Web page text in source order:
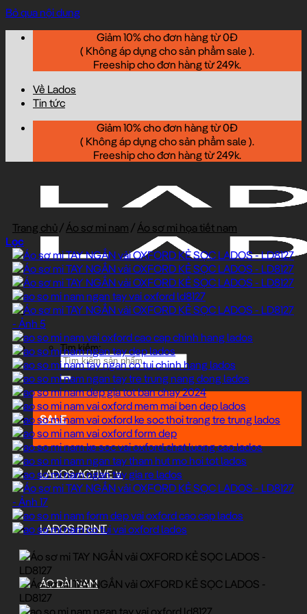
Bỏ qua nội dung
Giảm 10% cho đơn hàng từ 0Đ
( Không áp dụng cho sản phẩm sale ).
Freeship cho đơn hàng từ 249k.
Về Lados
Tin tức
Giảm 10% cho đơn hàng từ 0Đ
( Không áp dụng cho sản phẩm sale ).
Freeship cho đơn hàng từ 249k.
Tìm kiếm:
SALE
LADOS ACTIVE ∨
LADOS PRINT
ÁO DÀI NAM
Trang chủ/Áo sơ mi nam /Áo sơ mi họa tiết nam
Lọc